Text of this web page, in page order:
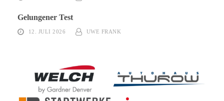
Gelungener Test
12. JULI 2026 UWE FRANK